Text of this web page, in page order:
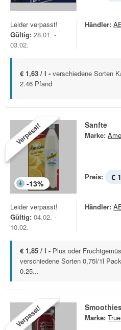
Leider verpasst!
Gültig: 28.01. -
03.02.
Händler:
€ 1,63 / l - verschiedene Sorten
2.46 Pfand
Verpasst!
-13%
Sanfte
Marke:
Preis: €
Leider verpasst!
Gültig: 04.02. -
10.02.
Händler:
€ 1,85 / l - Plus oder
verschiedene Sorten 0,75l/1l
0.25...
Verpasst! Marke: